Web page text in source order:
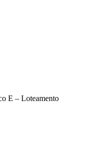
E – Loteamento